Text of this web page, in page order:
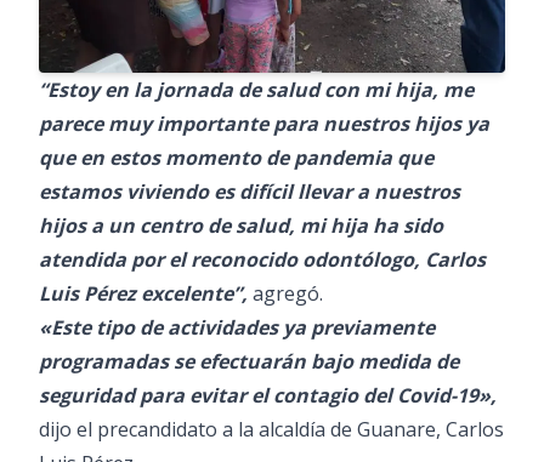
“Estoy en la jornada de salud con mi hija, me
parece muy importante para nuestros hijos ya
que en estos momento de pandemia que
estamos viviendo es difícil llevar a nuestros
hijos a un centro de salud, mi hija ha sido
atendida por el reconocido odontólogo, Carlos
Luis Pérez excelente”, agregó.
«Este tipo de actividades ya previamente
programadas se efectuarán bajo medida de
seguridad para evitar el contagio del Covid-19»,
dijo el precandidato a la alcaldía de Guanare, Carlos